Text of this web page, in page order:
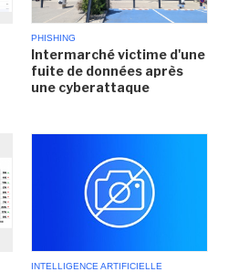
PHISHING
Intermarché victime d'une
fuite de données après
une cyberattaque
INTELLIGENCE ARTIFICIELLE